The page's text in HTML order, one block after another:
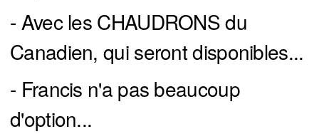
- Avec les CHAUDRONS du
Canadien, qui seront disponibles...
- Francis n'a pas beaucoup
d'option...